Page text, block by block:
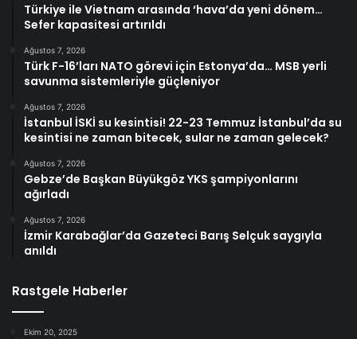
Türkiye ile Vietnam arasında ‘hava’da yeni dönem…
Sefer kapasitesi artırıldı
Ağustos 7, 2026
Türk F-16’ları NATO görevi için Estonya’da… MSB yerli
savunma sistemleriyle güçleniyor
Ağustos 7, 2026
İstanbul İSKİ su kesintisi! 22-23 Temmuz İstanbul’da su
kesintisi ne zaman bitecek, sular ne zaman gelecek?
Ağustos 7, 2026
Gebze’de Başkan Büyükgöz YKS şampiyonlarını
ağırladı
Ağustos 7, 2026
İzmir Karabağlar’da Gazeteci Barış Selçuk saygıyla
anıldı
Rastgele Haberler
Ekim 20, 2025